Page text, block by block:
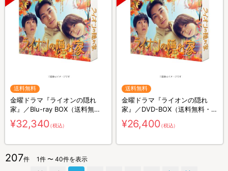
送料無料
金曜ドラマ『ライオンの隠れ
家』／Blu-ray BOX（送料無
料・4枚組）
¥32,340（税込）
送料無料
金曜ドラマ『ライオンの隠れ
家』／DVD-BOX（送料無料・6
枚組）
¥26,400（税込）
207件 1件 〜 40件を表示